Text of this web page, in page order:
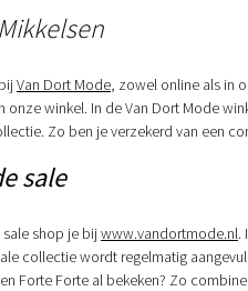
Van Dort Mode, zowel online als in
winkel. In de Van Dort Mode
Zo ben je verzekerd van een
sale
sale shop je bij www.vandortmode.nl.
collectie wordt regelmatig
Forte Forte al bekeken? Zo